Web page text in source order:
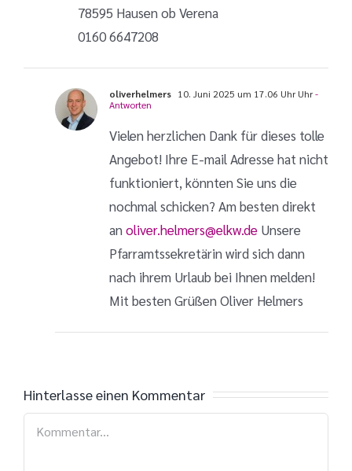
78595 Hausen ob Verena
0160 6647208
oliverhelmers 10. Juni 2025 um 17.06 Uhr Uhr-
Antworten
Vielen herzlichen Dank für dieses tolle
Angebot! Ihre E-mail Adresse hat nicht
funktioniert, könnten Sie uns die
nochmal schicken? Am besten direkt
an oliver.helmers@elkw.de Unsere
Pfarramtssekretärin wird sich dann
nach ihrem Urlaub bei Ihnen melden!
Mit besten Grüßen Oliver Helmers
Hinterlasse einen Kommentar
Kommentar